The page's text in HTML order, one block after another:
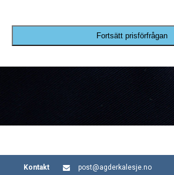
Fortsätt prisförfrågan
Kontakt
post@agderkalesje.no